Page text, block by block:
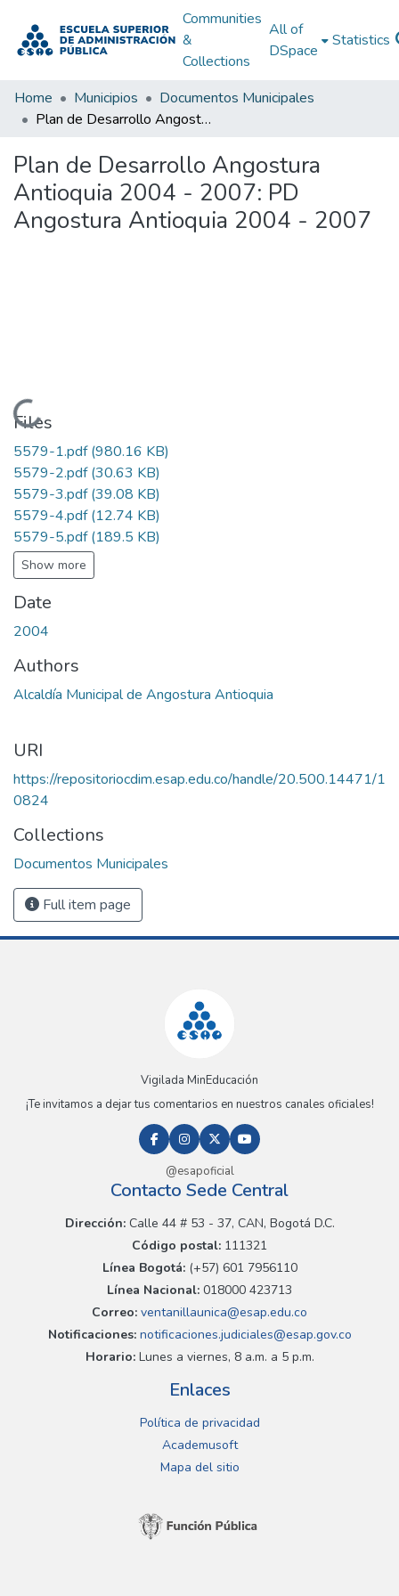
Communities
&
Collections
All of
DSpace
Statistics
Home Municipios
Documentos Municipales
Plan de Desarrollo Angostura Antioquia 2004 - 2007: PD Angostura Antioquia 2004 - 2007
Plan de Desarrollo Angostura
Antioquia 2004 - 2007: PD
Angostura Antioquia 2004 - 2007
Loading...
Files
5579-1.pdf(980.16 KB)
5579-2.pdf(30.63 KB)
5579-3.pdf(39.08 KB)
5579-4.pdf(12.74 KB)
5579-5.pdf(189.5 KB)
Show more
Date
2004
Authors
Alcaldía Municipal de Angostura Antioquia
URI
https://repositoriocdim.esap.edu.co/handle/20.500.14471/1
0824
Collections
Documentos Municipales
Full item page
Vigilada MinEducación
¡Te invitamos a dejar tus comentarios en nuestros canales oficiales!
@esapoficial
Contacto Sede Central
Dirección:Calle 44 # 53 - 37, CAN, Bogotá D.C.
Código postal: 111321
Línea Bogotá:(+57) 601 7956110
Línea Nacional: 018000 423713
Correo: ventanillaunica@esap.edu.co
Notificaciones:notificaciones.judiciales@esap.gov.co
Horario:Lunes a viernes, 8 a.m. a 5 p.m.
Enlaces
Política de privacidad
Academusoft
Mapa del sitio